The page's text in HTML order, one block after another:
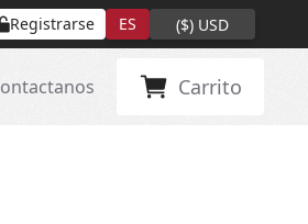
Registrarse ES ($) USD
Carrito